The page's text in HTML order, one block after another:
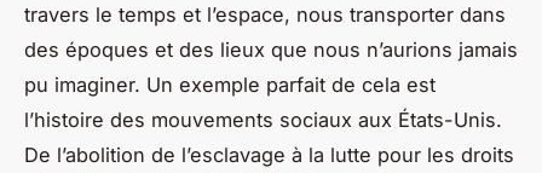
travers le temps et l’espace, nous transporter dans
des époques et des lieux que nous n’aurions jamais
pu imaginer. Un exemple parfait de cela est
l’histoire des mouvements sociaux aux États-Unis.
De l’abolition de l’esclavage à la lutte pour les droits